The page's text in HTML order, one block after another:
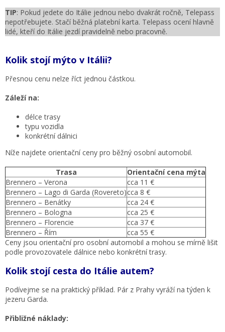
TIP: Pokud jedete do Itálie jednou nebo dvakrát ročně, Telepass
nepotřebujete. Stačí běžná platební karta. Telepass ocení hlavně
lidé, kteří do Itálie jezdí pravidelně nebo pracovně.
Kolik stojí mýto v Itálii?
Přesnou cenu nelze říct jednou částkou.
Záleží na:
délce trasy
typu vozidla
konkrétní dálnici
Níže najdete orientační ceny pro běžný osobní automobil.
Trasa
Orientační cena mýta
Brennero – Verona
cca 11 €
Brennero – Lago di Garda (Rovereto)cca 8 €
Brennero – Benátky
cca 24 €
Brennero – Bologna
cca 25 €
Brennero – Florencie
cca 37 €
Brennero – Řím
cca 55 €
Ceny jsou orientační pro osobní automobil a mohou se mírně lišit
podle provozovatele dálnice nebo konkrétní trasy.
Kolik stojí cesta do Itálie autem?
Podívejme se na praktický příklad. Pár z Prahy vyráží na týden k
jezeru Garda.
Přibližné náklady: